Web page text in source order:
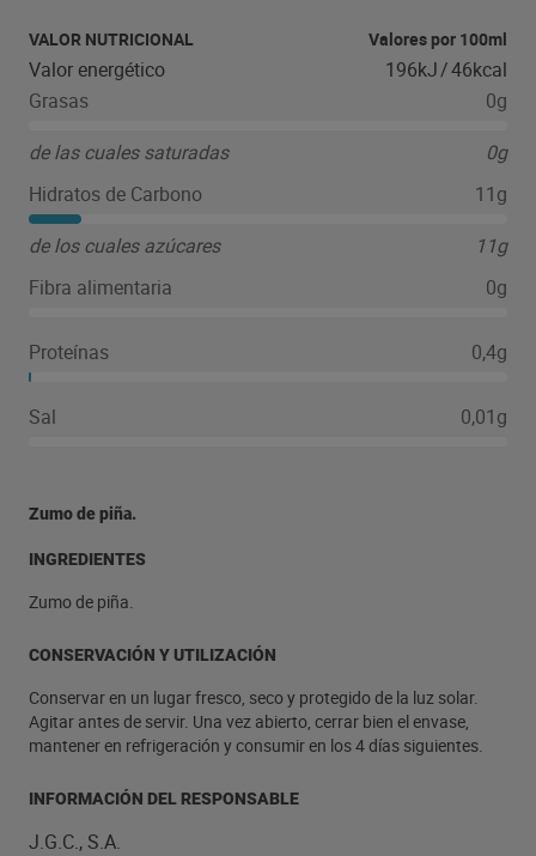
VALOR NUTRICIONAL Valores por 100ml
Valor energético 196kJ/46kcal
Grasas
0g
de las cuales saturadas
0g
Hidratos de Carbono
11g
de los cuales azúcares
11g
Fibra alimentaria
0g
Proteínas 0,4g
Sal 0,01g
Zumo de piña.
INGREDIENTES
Zumo de piña.
CONSERVACIÓN Y UTILIZACIÓN
Conservar en un lugar fresco, seco y protegido de la luz solar.
Agitar antes de servir. Una vez abierto, cerrar bien el envase,
mantener en refrigeración y consumir en los 4 días siguientes.
INFORMACIÓN DEL RESPONSABLE
J.G.C., S.A.